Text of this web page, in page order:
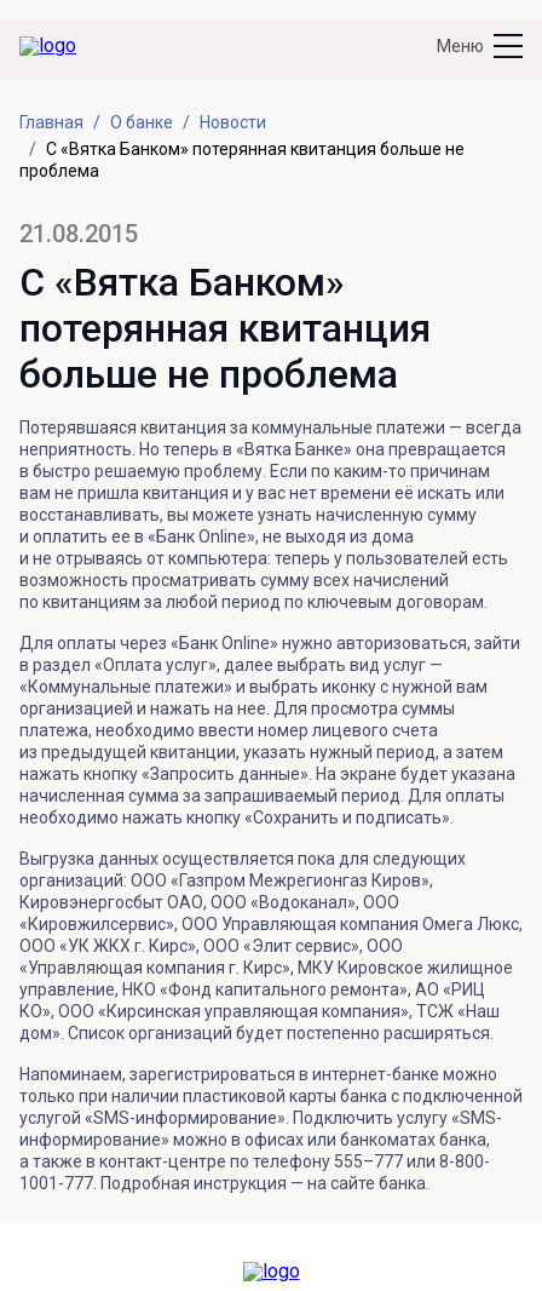
Меню
Главная О банке
Новости
С «Вятка Банком» потерянная квитанция больше не
проблема
21.08.2015
С «Вятка Банком»
потерянная квитанция
больше не проблема
Потерявшаяся квитанция за коммунальные платежи — всегда
неприятность. Но теперь в «Вятка Банке» она превращается
в быстро решаемую проблему. Если по каким-то причинам
вам не пришла квитанция и у вас нет времени её искать или
восстанавливать, вы можете узнать начисленную сумму
и оплатить ее в «Банк Online», не выходя из дома
и не отрываясь от компьютера: теперь у пользователей есть
возможность просматривать сумму всех начислений
по квитанциям за любой период по ключевым договорам.
Для оплаты через «Банк Online» нужно авторизоваться, зайти
в раздел «Оплата услуг», далее выбрать вид услуг —
«Коммунальные платежи» и выбрать иконку с нужной вам
организацией и нажать на нее. Для просмотра суммы
платежа, необходимо ввести номер лицевого счета
из предыдущей квитанции, указать нужный период, а затем
нажать кнопку «Запросить данные». На экране будет указана
начисленная сумма за запрашиваемый период. Для оплаты
необходимо нажать кнопку «Сохранить и подписать».
Выгрузка данных осуществляется пока для следующих
организаций: ООО «Газпром Межрегионгаз Киров»,
Кировэнергосбыт ОАО, ООО «Водоканал», ООО
«Кировжилсервис», ООО Управляющая компания Омега Люкс,
ООО «УК ЖКХ г. Кирс», ООО «Элит сервис», ООО
«Управляющая компания г. Кирс», МКУ Кировское жилищное
управление, НКО «Фонд капитального ремонта», АО «РИЦ
КО», ООО «Кирсинская управляющая компания», ТСЖ «Наш
дом». Список организаций будет постепенно расширяться.
Напоминаем, зарегистрироваться в интернет-банке можно
только при наличии пластиковой карты банка с подключенной
услугой «SMS-информирование». Подключить услугу «SMS-
информирование» можно в офисах или банкоматах банка,
а также в контакт-центре по телефону 555–777 или 8-800-
1001-777. Подробная инструкция — на сайте банка.